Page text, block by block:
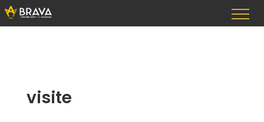
Vai
al
contenuto
visite